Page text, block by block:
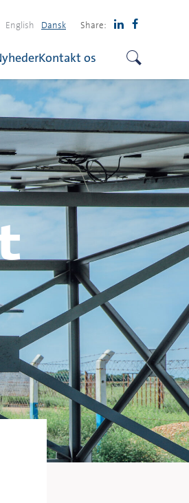
English Dansk Share:
Kontakt os